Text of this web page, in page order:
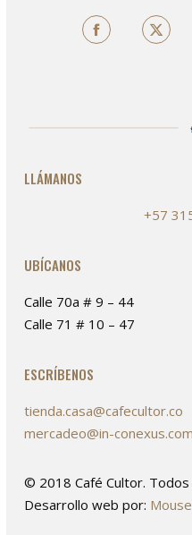
elegir
en
producto
FacebookX
LLÁMANOS
+57
UBÍCANOS
Calle 70a # 9 – 44
Calle 71 # 10 – 47
ESCRÍBENOS
tienda.casa@cafecultor.co
mercadeo@in-conexus.com
© 2018 Café Cultor.
Desarrollo web por: